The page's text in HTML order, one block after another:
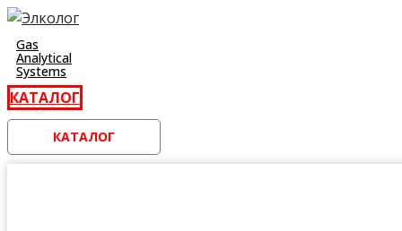
Перейти
контенту
Gas
Analytical
Systems
КАТАЛОГ
КАТАЛОГ